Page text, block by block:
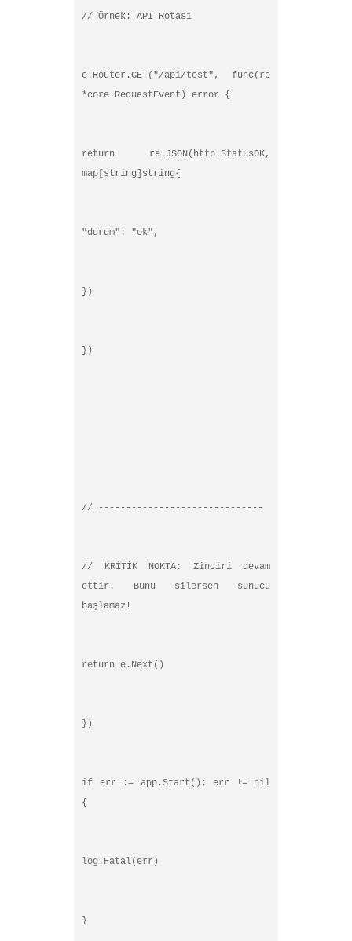
// Örnek: API Rotası
e.Router.GET("/api/test", func(re
*core.RequestEvent) error {
return re.JSON(http.StatusOK,
map[string]string{
"durum": "ok",
})
})
// ------------------------------
// KRİTİK NOKTA: Zinciri devam
ettir. Bunu silersen sunucu
başlamaz!
return e.Next()
})
if err := app.Start(); err != nil
{
log.Fatal(err)
}